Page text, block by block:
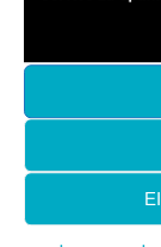
Auf unseren
Netzwerks
integriert.
auf unserer